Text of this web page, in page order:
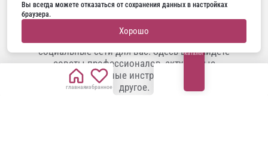
главнаяизбранное
каталог
Занимаетесь ремонтом, строите дом или
планируете заменить двери? Наши
социальные сети для вас! Здесь вы найдете
советы профессионалов, актуальные
тренды, полезные инструкции и многое
другое.
Вы всегда можете отказаться от сохранения данных в настройках
браузера.
Хорошо